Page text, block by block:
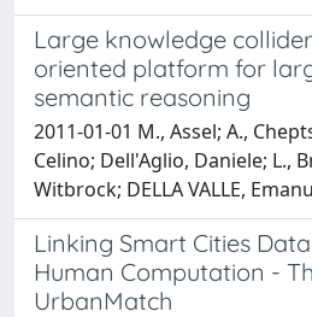
Large knowledge
oriented platform for
semantic reasoning
2011-01-01 M., Assel; A.,
Celino; Dell'Aglio, Daniele; L.,
Witbrock; DELLA VALLE,
Linking Smart Cities
Human Computation -
UrbanMatch